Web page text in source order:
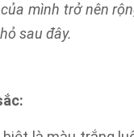
mình trở nên
sau đây.